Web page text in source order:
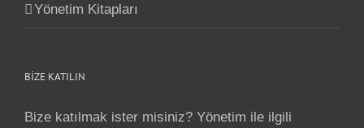
Yönetim Kitapları
BİZE KATILIN
Bize katılmak ister misiniz? Yönetim ile ilgili